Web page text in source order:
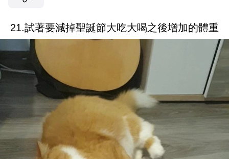
21.試著要減掉聖誕節大吃大喝之後增加的體重